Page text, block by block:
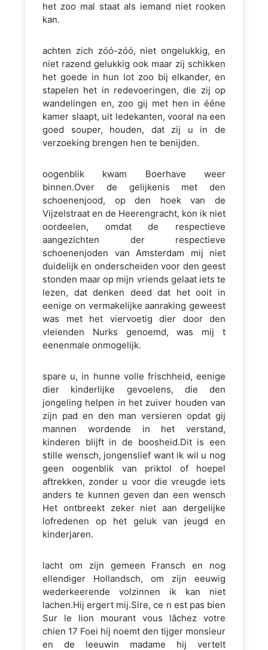
het zoo mal staat als iemand niet rooken
kan.
achten zich zóó-zóó, niet ongelukkig, en
niet razend gelukkig ook maar zij schikken
het goede in hun lot zoo bij elkander, en
stapelen het in redevoeringen, die zij op
wandelingen en, zoo gij met hen in ééne
kamer slaapt, uit ledekanten, vooral na een
goed souper, houden, dat zij u in de
verzoeking brengen hen te benijden.
oogenblik kwam Boerhave weer
binnen.Over de gelijkenis met den
schoenenjood, op den hoek van de
Vijzelstraat en de Heerengracht, kon ik niet
oordeelen, omdat de respectieve
aangezichten der respectieve
schoenenjoden van Amsterdam mij niet
duidelijk en onderscheiden voor den geest
stonden maar op mijn vriends gelaat iets te
lezen, dat denken deed dat het ooit in
eenige on vermakelijke aanraking geweest
was met het viervoetig dier door den
vleienden Nurks genoemd, was mij t
eenenmale onmogelijk.
spare u, in hunne volle frischheid, eenige
dier kinderlijke gevoelens, die den
jongeling helpen in het zuiver houden van
zijn pad en den man versieren opdat gij
mannen wordende in het verstand,
kinderen blijft in de boosheid.Dit is een
stille wensch, jongenslief want ik wil u nog
geen oogenblik van priktol of hoepel
aftrekken, zonder u voor die vreugde iets
anders te kunnen geven dan een wensch
Het ontbreekt zeker niet aan dergelijke
lofredenen op het geluk van jeugd en
kinderjaren.
lacht om zijn gemeen Fransch en nog
ellendiger Hollandsch, om zijn eeuwig
wederkeerende volzinnen ik kan niet
lachen.Hij ergert mij.Sire, ce n est pas bien
Sur le lion mourant vous lâchez votre
chien 17 Foei hij noemt den tijger monsieur
en de leeuwin madame hij vertelt